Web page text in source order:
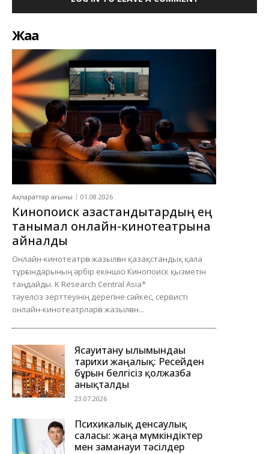
Жаңа
Ақпараттар ағыны 01.08.2026
Кинопоиск қазақстандықтардың ең
танымал онлайн-кинотеатрына
айналды
Онлайн-кинотеатрға жазылған қазақстандық қала
тұрғындарының әрбір екіншісі Кинопоиск қызметін
таңдайды. K Research Central Asia*
тәуелсіз зерттеуінің дерегіне сәйкес, сервисті
онлайн-кинотеатрларға жазылған...
Ясауитану ғылымындағы
тарихи жаңалық: Ресейден
бұрын белгісіз қолжазба
анықталды
23.07.2026
Психикалық денсаулық
саласы: жаңа мүмкіндіктер
мен заманауи тәсілдер